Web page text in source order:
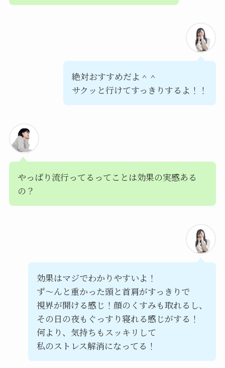
絶対おすすめだよ＾＾
サクッと行けてすっきりするよ！！
やっぱり流行ってるってことは効果の実感ある
の？
効果はマジでわかりやすいよ！
ず〜んと重かった頭と首肩がすっきりで
視界が開ける感じ！顔のくすみも取れるし、
その日の夜もぐっすり寝れる感じがする！
何より、気持ちもスッキリして
私のストレス解消になってる！